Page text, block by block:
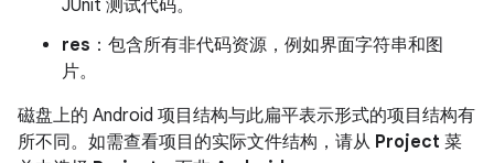
JUnit 测试代码。
res ：包含所有非代码资源，例如界面字符串和图
片。
磁盘上的 Android 项目结构与此扁平表示形式的项目结构有
所不同。如需查看项目的实际文件结构，请从 Project 菜